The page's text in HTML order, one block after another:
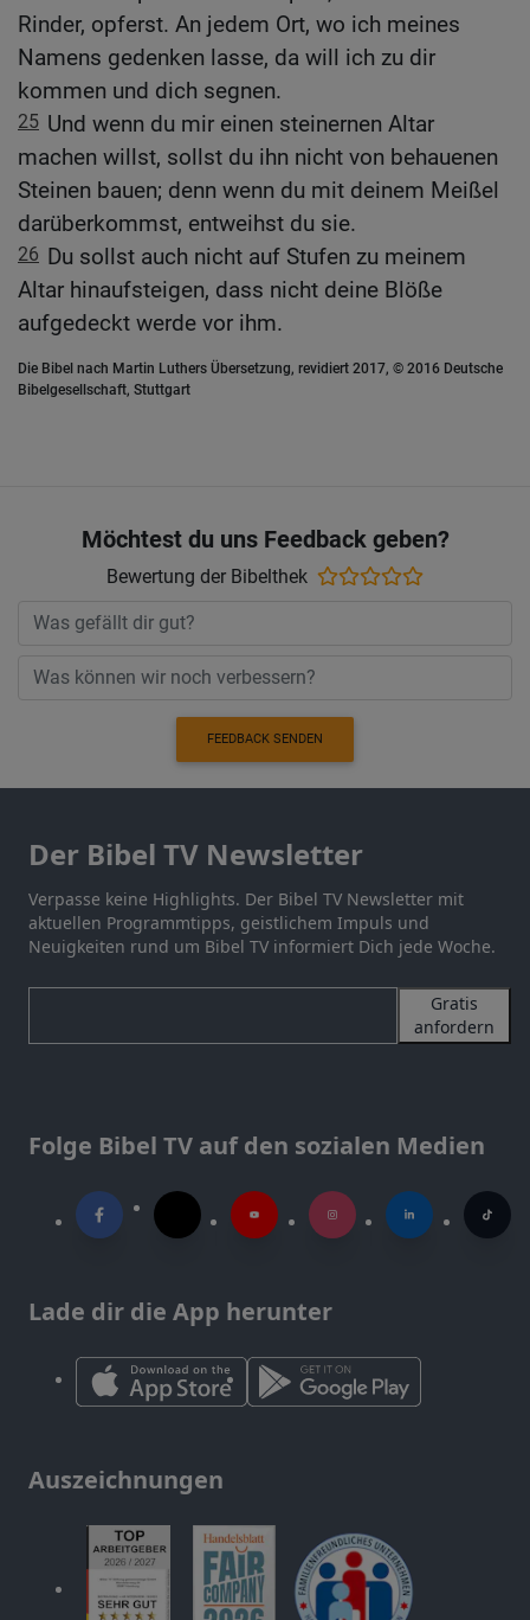
Rinder, opferst. An jedem Ort, wo ich meines
Namens gedenken lasse, da will ich zu dir
kommen und dich segnen.
25 Und wenn du mir einen steinernen Altar
machen willst, sollst du ihn nicht von behauenen
Steinen bauen; denn wenn du mit deinem Meißel
darüberkommst, entweihst du sie.
26 Du sollst auch nicht auf Stufen zu meinem
Altar hinaufsteigen, dass nicht deine Blöße
aufgedeckt werde vor ihm.
Die Bibel nach Martin Luthers Übersetzung, revidiert 2017, © 2016 Deutsche
Bibelgesellschaft, Stuttgart
Möchtest du uns Feedback geben?
Bewertung der Bibelthek
FEEDBACK SENDEN
Der Bibel TV Newsletter
Verpasse keine Highlights. Der Bibel TV Newsletter mit
aktuellen Programmtipps, geistlichem Impuls und
Neuigkeiten rund um Bibel TV informiert Dich jede Woche.
Gratis
anfordern
Folge Bibel TV auf den sozialen Medien
Lade dir die App herunter
Auszeichnungen